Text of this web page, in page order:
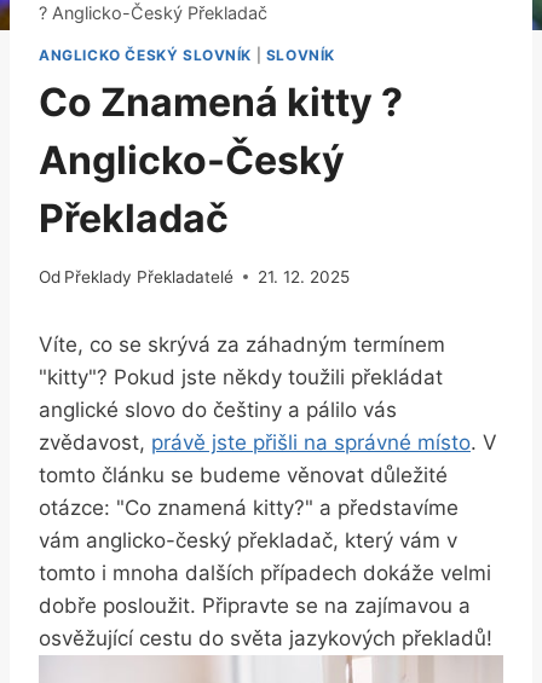
? Anglicko-Český Překladač
ANGLICKO ČESKÝ SLOVNÍK SLOVNÍK
Co Znamená kitty ?
Anglicko-Český
Překladač
Od Překlady Překladatelé 21. 12. 2025
Víte, co se skrývá za záhadným termínem
"kitty"? Pokud jste⁢ někdy toužili překládat
anglické slovo do ‌češtiny a pálilo vás
zvědavost, právě jste přišli na správné místo. V
tomto článku se budeme věnovat důležité
otázce: "Co znamená kitty?" a představíme
vám anglicko-český překladač, který vám v
tomto i mnoha dalších‌ případech dokáže⁤ velmi
dobře posloužit. ‍Připravte se na zajímavou a
osvěžující cestu do​ světa jazykových překladů!